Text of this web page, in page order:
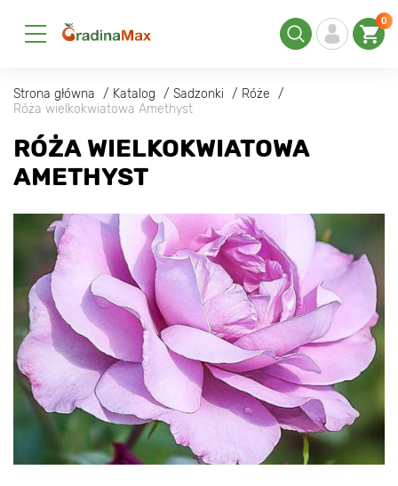
0
Strona główna Katalog Sadzonki
Róże
Róża wielkokwiatowa Amethyst
RÓŻA WIELKOKWIATOWA
AMETHYST